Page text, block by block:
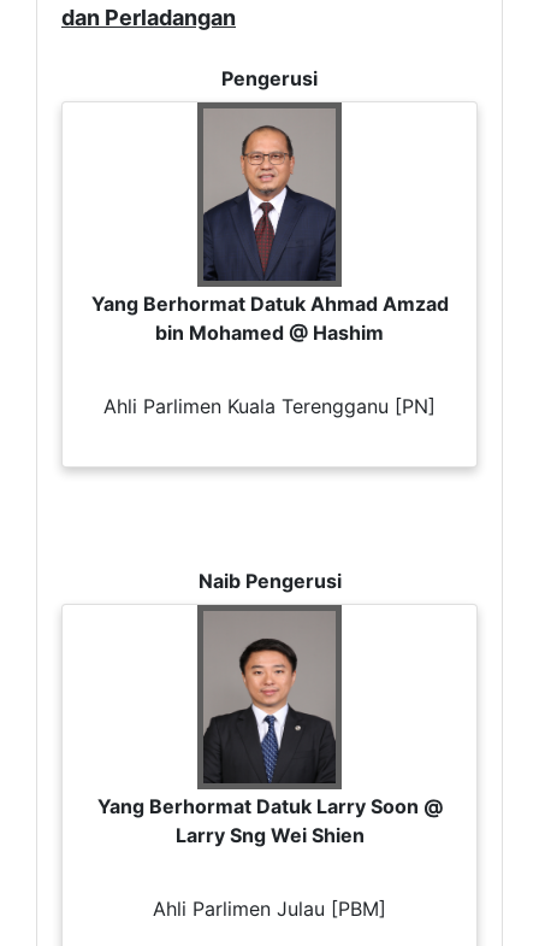
dan Perladangan
Pengerusi
Yang Berhormat Datuk Ahmad Amzad
bin Mohamed @ Hashim
Ahli Parlimen Kuala Terengganu [PN]
Naib Pengerusi
Yang Berhormat Datuk Larry Soon @
Larry Sng Wei Shien
Ahli Parlimen Julau [PBM]